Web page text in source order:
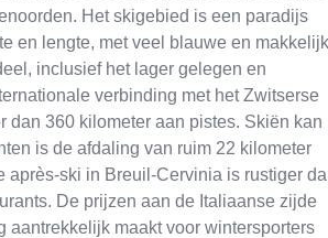
Het skigebied is een paradijs
en lengte, met veel blauwe en
inclusief het lager gelegen en
verbinding met het Zwitserse
dan 360 kilometer aan pistes. Skiën kan
is de afdaling van ruim 22 kilometer
après-ski in Breuil-Cervinia is rustiger
De prijzen aan de Italiaanse zijde
aantrekkelijk maakt voor wintersporters